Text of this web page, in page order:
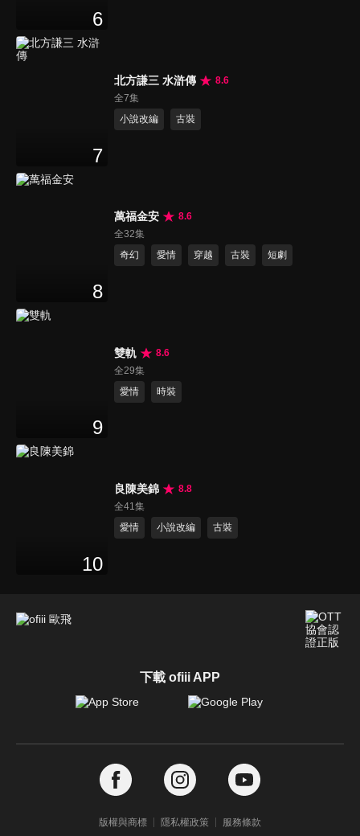
6
7
北方謙三 水滸傳
8.6
全7集
小說改編
古裝
8
萬福金安
8.6
全32集
奇幻
愛情 穿越 古裝 短劇
9
雙軌
8.6
全29集
愛情
時裝
10
良陳美錦
8.8
全41集
愛情
小說改編 古裝
下載 ofiii APP
版權與商標 隱私權政策 服務條款